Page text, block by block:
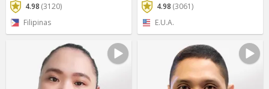
4.98 (3120)
Filipinas
4.98 (3061)
E.U.A.